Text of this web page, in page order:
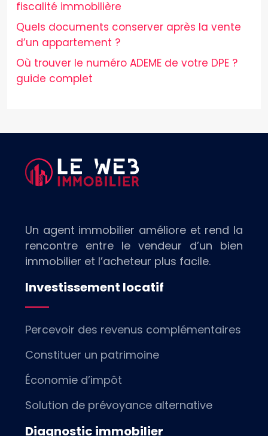
fiscalité immobilière
Quels documents conserver après la vente
d’un appartement ?
Où trouver le numéro ADEME de votre DPE ?
guide complet
Un agent immobilier améliore et rend la
rencontre entre le vendeur d’un bien
immobilier et l’acheteur plus facile.
Investissement locatif
Percevoir des revenus complémentaires
Constituer un patrimoine
Économie d’impôt
Solution de prévoyance alternative
Diagnostic immobilier